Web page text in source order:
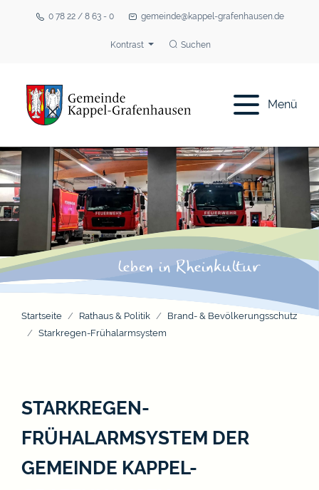
0 78 22 / 8 63 - 0 gemeinde@kappel-grafenhausen.de
Kontrast Suchen
Menü
Startseite Rathaus & Politik
Brand- & Bevölkerungsschutz
Starkregen-Frühalarmsystem
STARKREGEN-
FRÜHALARMSYSTEM DER
GEMEINDE KAPPEL-